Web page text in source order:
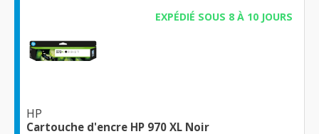
EXPÉDIÉ SOUS 8 À 10 JOURS
HP
Cartouche d'encre HP 970 XL Noir